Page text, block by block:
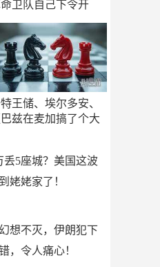
卫队自己下令开
王储、埃尔多安、
兹在麦加搞了个大
丢5座城？美国这波
姥姥家了！
想不灭，伊朗犯下
，令人痛心！